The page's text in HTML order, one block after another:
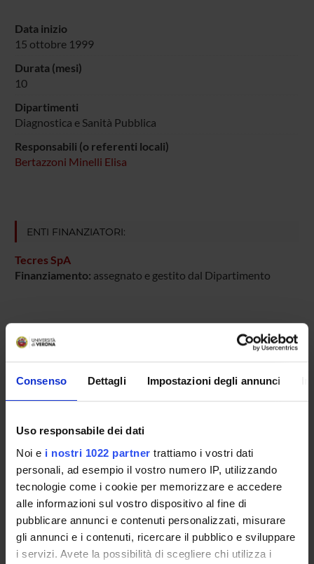
Consenso Dettagli Impostazioni degli annunci
Uso responsabile dei dati
Noi e i nostri 1022 partner trattiamo i vostri dati
personali, ad esempio il vostro numero IP, utilizzando
tecnologie come i cookie per memorizzare e accedere
alle informazioni sul vostro dispositivo al fine di
pubblicare annunci e contenuti personalizzati, misurare
gli annunci e i contenuti, ricercare il pubblico e sviluppare
i servizi. Avete la possibilità di scegliere chi utilizza i
Data inizio
15 ottobre 1999
Durata (mesi)
10
Dipartimenti
Diagnostica e Sanità Pubblica
Responsabili (o referenti locali)
Bertazzoni Minelli Elisa
ENTI FINANZIATORI:
Tecres SpA
Finanziamento: assegnato e gestito dal Dipartimento
PARTECIPANTI AL PROGETTO
Anna Benini
Tecnico-Amministrativo
SEZIONI
Farmacologia